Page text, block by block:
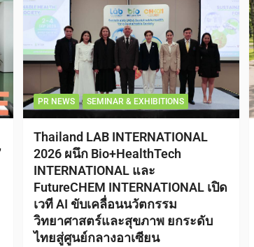
PR NEWS SEMINAR & EXHIBITIONS
Thailand LAB INTERNATIONAL
2026 ผนึก Bio+HealthTech
INTERNATIONAL และ
FutureCHEM INTERNATIONAL เปิด
เวที AI ขับเคลื่อนนวัตกรรม
วิทยาศาสตร์และสุขภาพ ยกระดับ
ไทยสู่ศูนย์กลางอาเซียน